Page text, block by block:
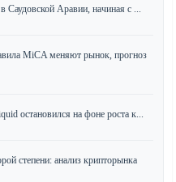
в Саудовской Аравии, начиная с ...
MiCA меняют рынок, прогноз
остановился на фоне роста к...
степени: анализ крипторынка